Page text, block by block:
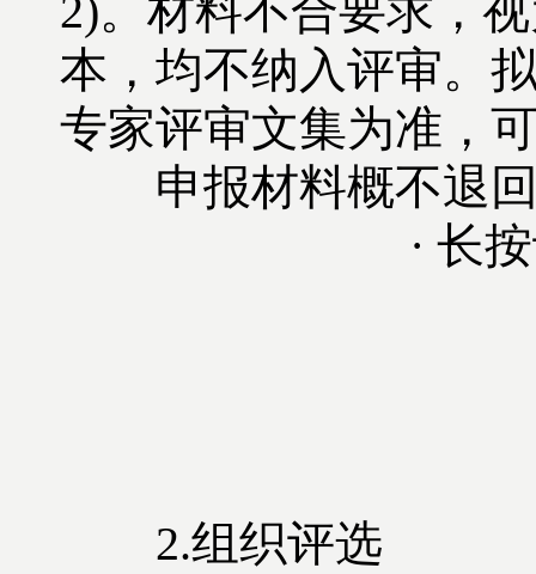
2)。材料不合要求，
本，均不纳入评审。
专家评审文集为准，
申报材料概不退
· 长
2.组织评选